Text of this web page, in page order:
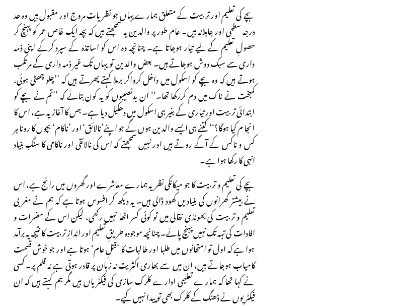
بچے کی تعلیم اور تربیت کے متعلق ہمارے یہاں جو نظریات مروج اور مقبول ہیں وہ حد
درجہ سطحی اور جاہلانہ ہیں۔ عام طور پر والدین یہ سمجھتے ہیں کہ بچہ ایک خاص عمر کو پہنچ کر
حصولِ تعلیم کے لیے تیار ہوجاتا ہے۔ چنانچہ وہ اس کو اساتذہ کے سپرد کرکے اپنی ذمہ
داری سے سبک دوش ہوجاتے ہیں۔ بعض والدین تو یہاں تک غیر ذمہ داری کے مرتکب
ہوتے ہیں کہ وہ بچے کو اسکول میں داخل کرواکر برملا کہتے پھرتے ہیں کہ ’’چلو چھٹی ہوئی،
کمبخت نے ناک میں دم کررکھا تھا۔‘‘ ان بدنصیبوں کو یہ کون بتائے کہ ’’تم نے بچے کو
ابتدائی تربیت اور تیاری کے بغیر ہی اسکول میں دھکیل دیا ہے۔ جس کا آغاز یہ ہے، اس کا
انجا م کیا ہوگا؟‘‘ کتنے ہی ایسے والدین ہوں گے جو اپنے’نالائق‘ اور ’ناکام‘ بچوں کا رونا ہر
کس و ناکس کے آگے روتے ہیں اور نہیں سمجھتے کہ اس کی نالائقی اور ناکامی کا سنگِ بنیاد
انہی کا رکھا ہوا ہے۔
بچے کی تعلیم و تربیت کا جو میکانکی نظریہ ہمارے معاشرے اور گھروں میں رائج ہے، اس
نے بیشتر گھرانوں کی بنیادیں کھود ڈالی ہیں۔ یہ دیکھ کر افسوس ہوتا ہے کہ ہم نے مغربی
تعلیم و تربیت کی بھونڈی نقالی میں تو کوئی کسر اٹھا نہیں رکھی، لیکن اس کے مضمرات و
افادات کی تہہ تک نہیں پہنچ پائے۔ چنانچہ موجودہ طریقِ تعلیم اور اندازِ تربیت کا نتیجہ یہ برآمد
ہوا ہے کہ اول تو امتحانوں میں طلبا اور طالبات کا ’قتلِ عام‘ ہوتا ہے اور جو خوش قسمت
کامیاب ہوجاتے ہیں، ان میں سے بھاری اکثریت نہ زبان پر قادر ہوتی ہے نہ قلم پر۔ کسی
نے کہا تھا کہ ہمارے تعلیمی ادارے کلرک سازی کی فیکٹریاں ہیں مگر ہم کہتے ہیں کہ ان
فیکٹریوں نے ڈھنگ کے کلرک بھی تو پیدا نہیں کیے۔